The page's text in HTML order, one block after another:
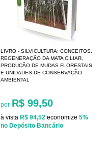
LIVRO - SILVICULTURA: CONCEITOS,
REGENERAÇÃO DA MATA CILIAR,
PRODUÇÃO DE MUDAS FLORESTAIS
E UNIDADES DE CONSERVAÇÃO
AMBIENTAL
por R$ 99,50
à vista R$ 94,52 economize 5%
no Depósito Bancário